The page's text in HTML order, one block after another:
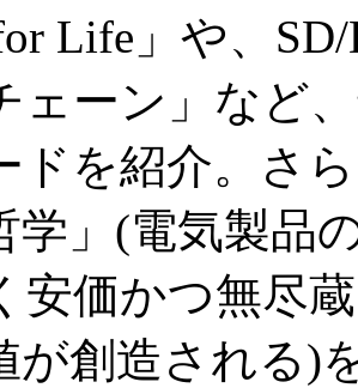
for Life」や、
ェーン」など
ドを紹介。さ
学」(電気製品
安価かつ無尽
が創造される)